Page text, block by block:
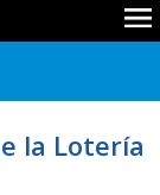
la Lotería